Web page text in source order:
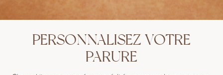
PERSONNALISEZ VOTRE
PARURE